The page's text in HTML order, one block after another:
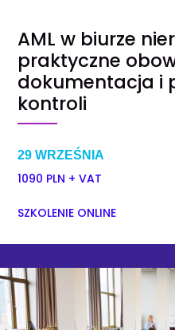
AML w biurze
praktyczne
dokumentacja i
kontroli
29 WRZEŚNIA
1090 PLN + VAT
SZKOLENIE ONLINE